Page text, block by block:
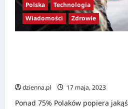
Polska
Technologia
Wiadomości
Zdrowie
dzienna.pl
17 maja, 2023
Ponad 75% Polaków popiera jakąś